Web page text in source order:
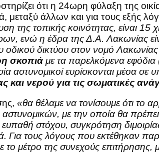
ότι η 24ωρη φύλαξη της
άλλων και για τους εξής
της τοπικής κοινότητας, είναι 15
ενώ η έδρα της Δ.Α. Λακωνίας
δικτύου στον νομό
σκοπιάμε τα παρελκόμενα
αστυνομικοί ευρίσκονται μέσα
νερού για τις σωματικές
«θα θέλαμε να τονίσουμε ότι το
με την οποία θα πρέπει
στόχου, συγκρότηση
Για τους λόγους που εκτέθηκαν
το μέτρο της συνεχούς